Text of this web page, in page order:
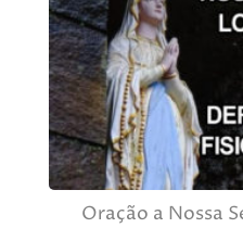
Oração a Nossa